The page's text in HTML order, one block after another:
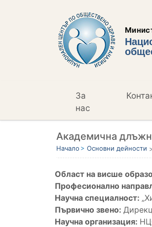
За
нас
Академична
Начало Основни дейности
Област на висше
Професионално
Научна специалност:
Първично звено:
Научна организация: